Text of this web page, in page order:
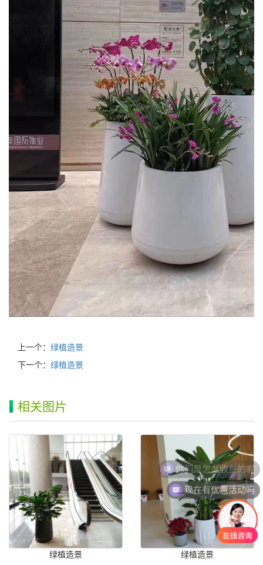
上一个： 绿植造景
下一个： 绿植造景
相关图片
绿植造景 绿植造景
你们是怎么收费的呢
现在有优惠活动吗